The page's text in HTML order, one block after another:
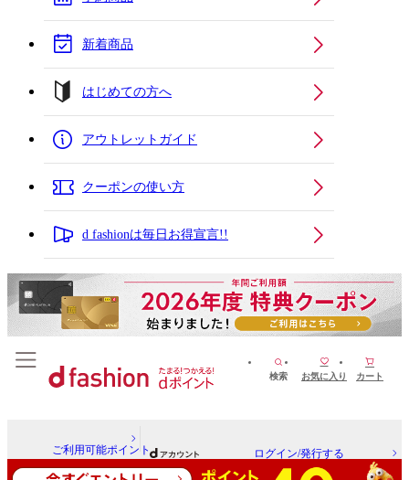
新着商品
はじめての方へ
アウトレットガイド
クーポンの使い方
d fashionは毎日お得宣言!!
検索 お気に入り カート
ご利用可能ポイント ログイン/発行する